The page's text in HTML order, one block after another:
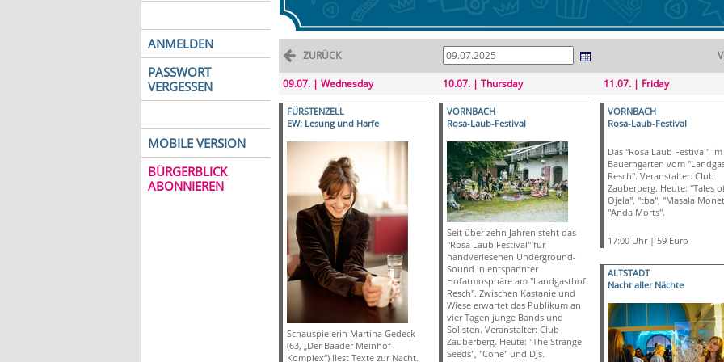
ANMELDEN
PASSWORT
VERGESSEN
MOBILE VERSION
BÜRGERBLICK
ABONNIEREN
ZURÜCK
09.07. | Wednesday
FÜRSTENZELL
EW: Lesung und Harfe
Schauspielerin Martina Gedeck
(63, „Der Baader Meinhof
Komplex“) liest Texte zur Nacht.
10.07. | Thursday
VORNBACH
Rosa-Laub-Festival
Seit über zehn Jahren steht das
"Rosa Laub Festival" für
handverlesenen Underground-
Sound in entspannter
Hofatmosphäre am "Landgasthof
Resch". Zwischen Kastanie und
Wiese erwartet das Publikum an
vier Tagen junge Bands und
Solisten. Veranstalter: Club
Zauberberg. Heute: "The Strange
Seeds", "Cone" und DJs.
11.07. | Friday
VORNBACH
Rosa-Laub-Festival
Das "Rosa Laub Festival" im
Bauerngarten vom
Resch". Veranstalter: Club
Zauberberg. Heute: "Tales
Ojela", "tba", "Masala
"Anda Morts".
17:00 Uhr | 59 Euro
ALTSTADT
Nacht aller Nächte